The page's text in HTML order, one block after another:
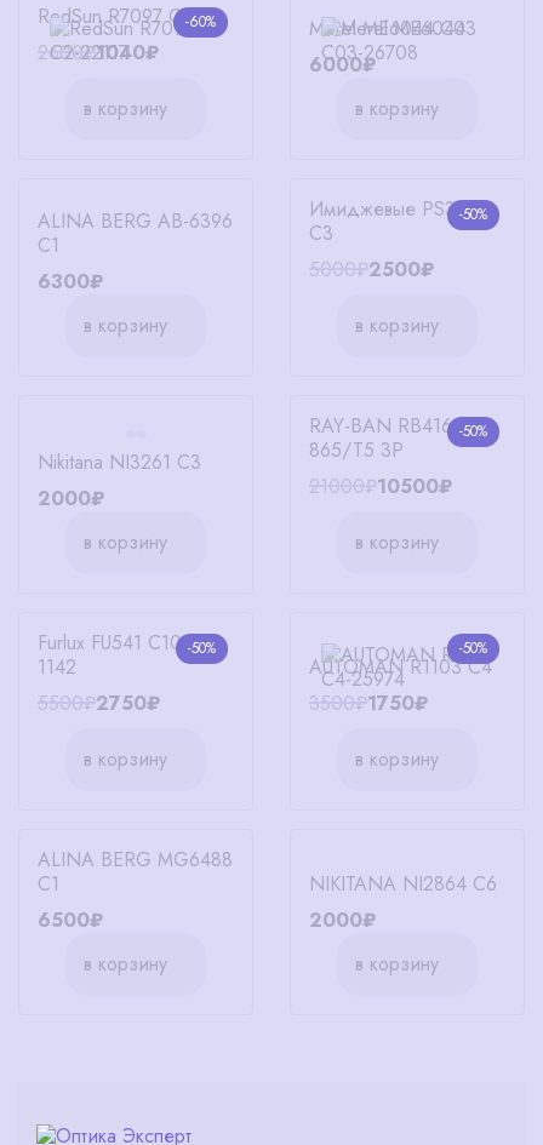
-60%
RedSun R7097 C2
2600₽1040₽
в корзину
Merel ME6044 C03
6000₽
в корзину
ALINA BERG AB-6396
C1
6300₽
в корзину
-50%
Имиджевые PS3018
C3
5000₽2500₽
в корзину
Nikitana NI3261 C3
2000₽
в корзину
-50%
RAY-BAN RB4165
865/T5 3P
21000₽10500₽
в корзину
-50%
Furlux FU541 C101-
1142
5500₽2750₽
в корзину
-50%
AUTOMAN R1103 C4
3500₽1750₽
в корзину
ALINA BERG MG6488
C1
6500₽
в корзину
NIKITANA NI2864 C6
2000₽
в корзину